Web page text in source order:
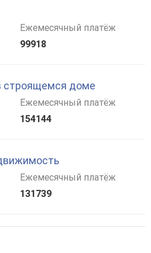
Ежемесячный платёж
99918
строящемся доме
Ежемесячный платёж
154144
Ежемесячный платёж
131739